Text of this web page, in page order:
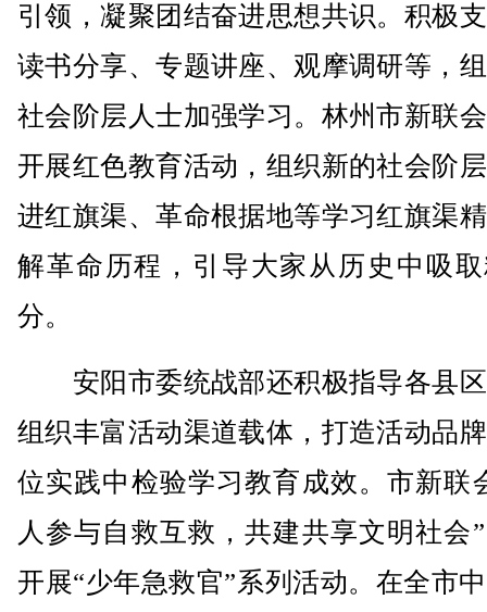
引领，凝聚团结奋进思想共识。积极
读书分享、专题讲座、观摩调研等，
社会阶层人士加强学习。林州市新联
开展红色教育活动，组织新的社会阶
进红旗渠、革命根据地等学习红旗渠
解革命历程，引导大家从历史中吸
分。
安阳市委统战部还积极指导各县
组织丰富活动渠道载体，打造活动品
位实践中检验学习教育成效。市新联
人参与自救互救，共建共享文明社会
开展“少年急救官”系列活动。在全市